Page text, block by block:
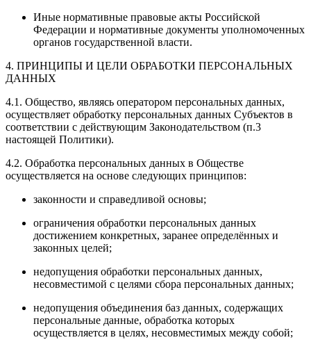
Иные нормативные правовые акты Российской
Федерации и нормативные документы уполномоченных
органов государственной власти.
4. ПРИНЦИПЫ И ЦЕЛИ ОБРАБОТКИ ПЕРСОНАЛЬНЫХ
ДАННЫХ
4.1. Общество, являясь оператором персональных данных,
осуществляет обработку персональных данных Субъектов в
соответствии с действующим Законодательством (п.3
настоящей Политики).
4.2. Обработка персональных данных в Обществе
осуществляется на основе следующих принципов:
законности и справедливой основы;
ограничения обработки персональных данных
достижением конкретных, заранее определённых и
законных целей;
недопущения обработки персональных данных,
несовместимой с целями сбора персональных данных;
недопущения объединения баз данных, содержащих
персональные данные, обработка которых
осуществляется в целях, несовместимых между собой;